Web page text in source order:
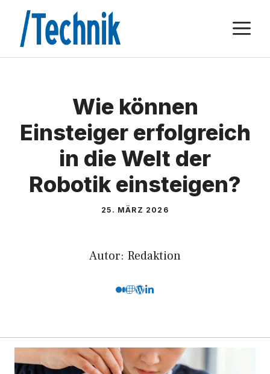
Inhalt
springen
Wie können
Einsteiger erfolgreich
in die Welt der
Robotik einsteigen?
25. MÄRZ 2026
Autor: Redaktion